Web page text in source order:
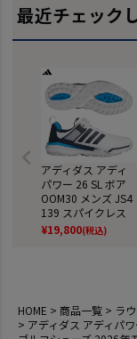
最近チェック
アディダス アディ
パワー 26 SL ボア
OOM30 メンズ JS4
139 スパイクレス
ゴルフシューズ 202
6年モデル adidas
¥19,800(税込)
HOME 商品一覧
ラ
アディダス アディパ